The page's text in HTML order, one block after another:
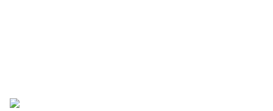
——科克斯評論。 「《生來張狂》不只是場精彩的秀。它不只